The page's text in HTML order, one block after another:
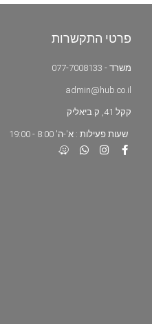
פרטי התקשרות
משרד - 077-7008133
admin@hub.co.il
קקל 41, ק.ביאליק
שעות פעילות : א'-ה' 8:00 - 19:00